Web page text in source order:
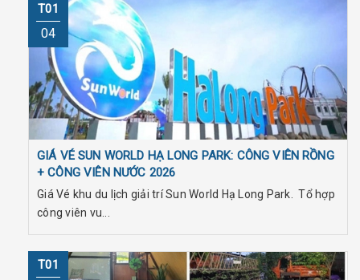
T01
04
GIÁ VÉ SUN WORLD HẠ LONG PARK: CÔNG VIÊN RỒNG
+ CÔNG VIÊN NƯỚC 2026
Giá Vé khu du lịch giải trí Sun World Hạ Long Park. Tổ hợp
công viên vu...
T01